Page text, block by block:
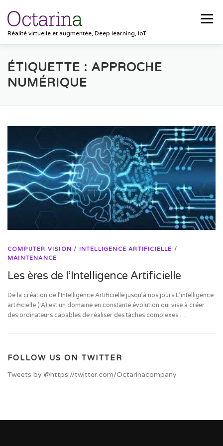
Réalité virtuelle et augmentée, Deep learning, IoT
Menu
ACCUEIL PROJETS SOLUTIONS
CONTACT
ÉTIQUETTE : APPROCHE
NUMÉRIQUE
COMPUTER VISION / INTELLIGENCE ARTIFICIELLE /
MAINTENANCE
Les ères de l’Intelligence Artificielle
De la création de l’Intelligence Artificielle jusqu’à nos jours L’intelligence
artificielle (IA) est un domaine en constante évolution qui vise à créer
des ordinateurs capables de réaliser des tâches complexes …
FOLLOW US ON TWITTER
Tweets by @https://twitter.com/Octarinacompany